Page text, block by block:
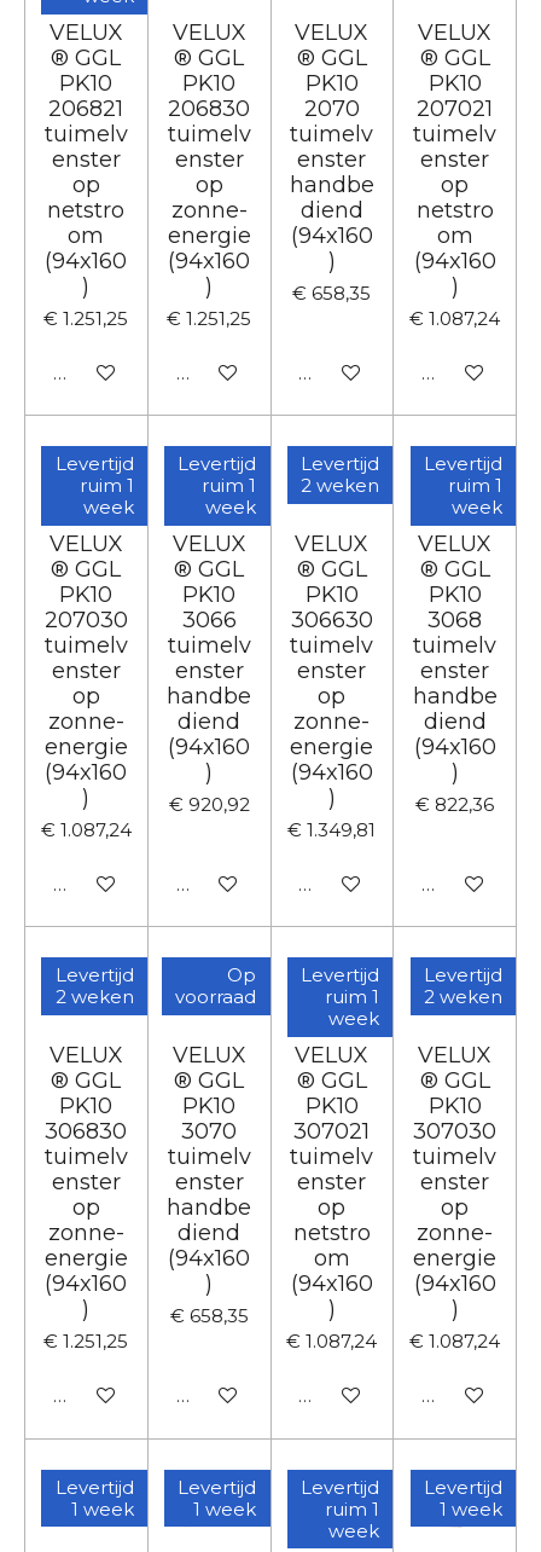
VELUX
® GGL
PK10
206821
tuimelv
enster
op
netstro
om
(94x160
)
€ 1.251,25
In winkelwagen
VELUX
® GGL
PK10
206830
tuimelv
enster
op
zonne-
energie
(94x160
)
€ 1.251,25
In winkelwagen
VELUX
® GGL
PK10
2070
tuimelv
enster
handbe
diend
(94x160
)
€ 658,35
In winkelwagen
VELUX
® GGL
PK10
207021
tuimelv
enster
op
netstro
om
(94x160
)
€ 1.087,24
In
Levertijd
ruim 1
week
VELUX
® GGL
PK10
207030
tuimelv
enster
op
zonne-
energie
(94x160
)
€ 1.087,24
In winkelwagen
Levertijd
ruim 1
week
VELUX
® GGL
PK10
3066
tuimelv
enster
handbe
diend
(94x160
)
€ 920,92
In winkelwagen
Levertijd
2 weken
VELUX
® GGL
PK10
306630
tuimelv
enster
op
zonne-
energie
(94x160
)
€ 1.349,81
In winkelwagen
Levertijd
ruim 1
week
VELUX
® GGL
PK10
3068
tuimelv
enster
handbe
diend
(94x160
)
€ 822,36
In
Levertijd
2 weken
VELUX
® GGL
PK10
306830
tuimelv
enster
op
zonne-
energie
(94x160
)
€ 1.251,25
In winkelwagen
Op
voorraad
VELUX
® GGL
PK10
3070
tuimelv
enster
handbe
diend
(94x160
)
€ 658,35
In winkelwagen
Levertijd
ruim 1
week
VELUX
® GGL
PK10
307021
tuimelv
enster
op
netstro
om
(94x160
)
€ 1.087,24
In winkelwagen
Levertijd
2 weken
VELUX
® GGL
PK10
307030
tuimelv
enster
op
zonne-
energie
(94x160
)
€ 1.087,24
In
Levertijd
1 week
Levertijd
1 week
Levertijd
ruim 1
week
Levertijd
1 week